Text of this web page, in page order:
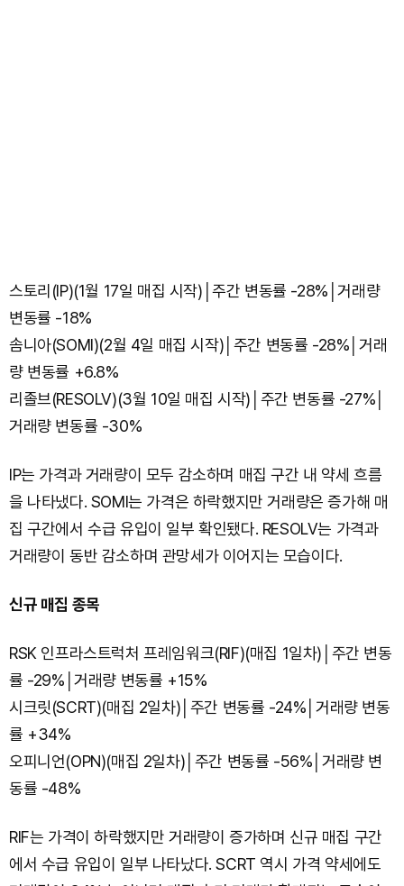
스토리(IP)(1월 17일 매집 시작)│주간 변동률 -28%│거래량
변동률 -18%
솜니아(SOMI)(2월 4일 매집 시작)│주간 변동률 -28%│거래
량 변동률 +6.8%
리졸브(RESOLV)(3월 10일 매집 시작)│주간 변동률 -27%│
거래량 변동률 -30%
IP는 가격과 거래량이 모두 감소하며 매집 구간 내 약세 흐름
을 나타냈다. SOMI는 가격은 하락했지만 거래량은 증가해 매
집 구간에서 수급 유입이 일부 확인됐다. RESOLV는 가격과
거래량이 동반 감소하며 관망세가 이어지는 모습이다.
신규 매집 종목
RSK 인프라스트럭처 프레임워크(RIF)(매집 1일차)│주간 변동
률 -29%│거래량 변동률 +15%
시크릿(SCRT)(매집 2일차)│주간 변동률 -24%│거래량 변동
률 +34%
오피니언(OPN)(매집 2일차)│주간 변동률 -56%│거래량 변
동률 -48%
RIF는 가격이 하락했지만 거래량이 증가하며 신규 매집 구간
에서 수급 유입이 일부 나타났다. SCRT 역시 가격 약세에도